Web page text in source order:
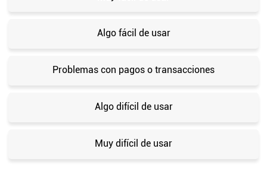
Algo fácil de usar
Problemas con pagos o transacciones
Algo difícil de usar
Muy difícil de usar